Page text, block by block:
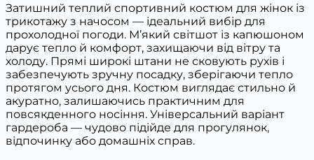
Затишний теплий спортивний костюм для жінок із
трикотажу з начосом — ідеальний вибір для
прохолодної погоди. М’який світшот із капюшоном
дарує тепло й комфорт, захищаючи від вітру та
холоду. Прямі широкі штани не сковують рухів і
забезпечують зручну посадку, зберігаючи тепло
протягом усього дня. Костюм виглядає стильно й
акуратно, залишаючись практичним для
повсякденного носіння. Універсальний варіант
гардероба — чудово підійде для прогулянок,
відпочинку або домашніх справ.